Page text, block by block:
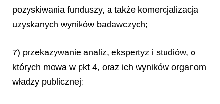
pozyskiwania funduszy, a także komercjalizacja
uzyskanych wyników badawczych;
7) przekazywanie analiz, ekspertyz i studiów, o
których mowa w pkt 4, oraz ich wyników organom
władzy publicznej;